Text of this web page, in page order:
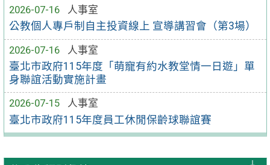
2026-07-16
人事室
公教個人專戶制自主投資線上 宣導講習會（第3場）
2026-07-16
人事室
臺北市政府115年度「萌寵有約水教堂情一日遊」單
身聯誼活動實施計畫
2026-07-15
人事室
臺北市政府115年度員工休閒保齡球聯誼賽